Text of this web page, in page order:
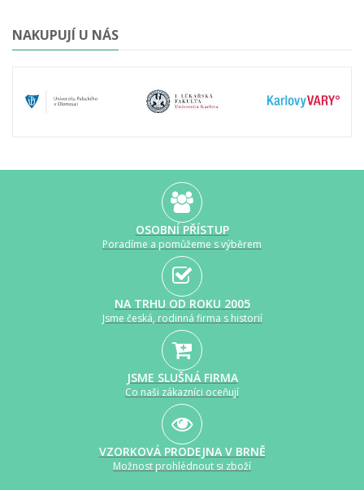
NAKUPUJÍ U NÁS
OSOBNÍ PŘÍSTUP
Poradíme a pomůžeme s výběrem
NA TRHU OD ROKU 2005
Jsme česká, rodinná firma s historií
JSME SLUŠNÁ FIRMA
Co naši zákazníci oceňují
VZORKOVÁ PRODEJNA V BRNĚ
Možnost prohlédnout si zboží